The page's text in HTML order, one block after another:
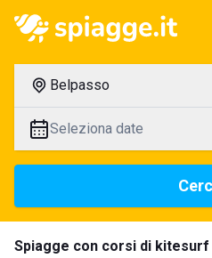
Belpasso
Seleziona date
Spiagge con corsi di